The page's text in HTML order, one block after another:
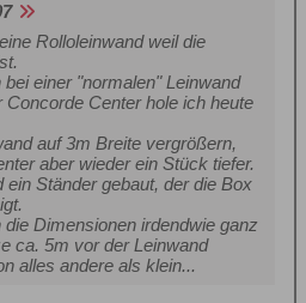
Rolloleinwand weil die
einer "normalen" Leinwand
Center hole ich heute
auf 3m Breite vergrößern,
aber wieder ein Stück tiefer.
ein Ständer gebaut, der die Box
Dimensionen irdendwie ganz
ca. 5m vor der Leinwand
alles andere als klein...